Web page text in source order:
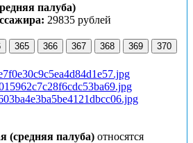
палуба)
29835 рублей
365 366 367 368 369
370
(средняя палуба) относятся